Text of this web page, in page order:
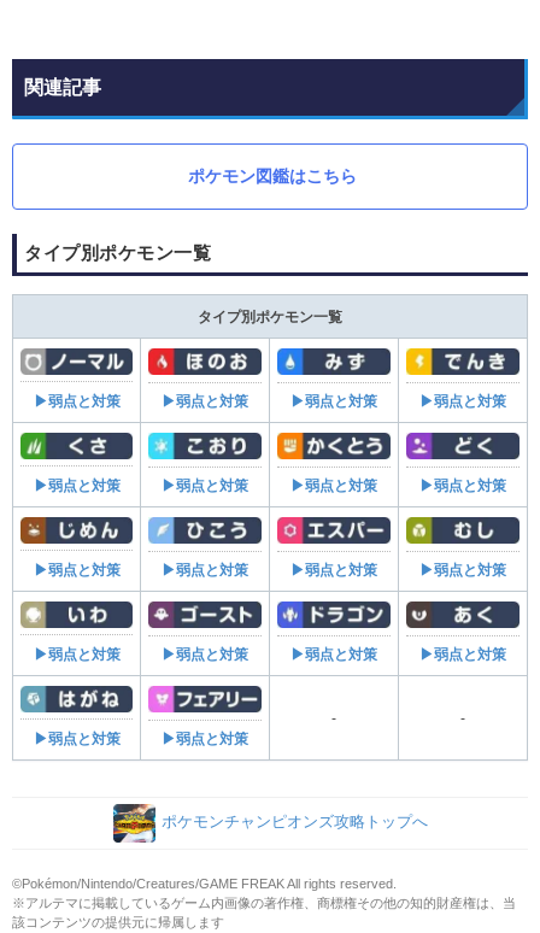
関連記事
ポケモン図鑑はこちら
タイプ別ポケモン一覧
タイプ別ポケモン一覧
▶弱点と対策 ▶弱点と対策 ▶弱点と対策 ▶弱点と対策
▶弱点と対策 ▶弱点と対策 ▶弱点と対策 ▶弱点と対策
▶弱点と対策 ▶弱点と対策 ▶弱点と対策 ▶弱点と対策
▶弱点と対策 ▶弱点と対策 ▶弱点と対策 ▶弱点と対策
▶弱点と対策 ▶弱点と対策
- -
ポケモンチャンピオンズ攻略トップへ
©Pokémon/Nintendo/Creatures/GAME FREAK All rights reserved.
※アルテマに掲載しているゲーム内画像の著作権、商標権その他の知的財産権は、当
該コンテンツの提供元に帰属します